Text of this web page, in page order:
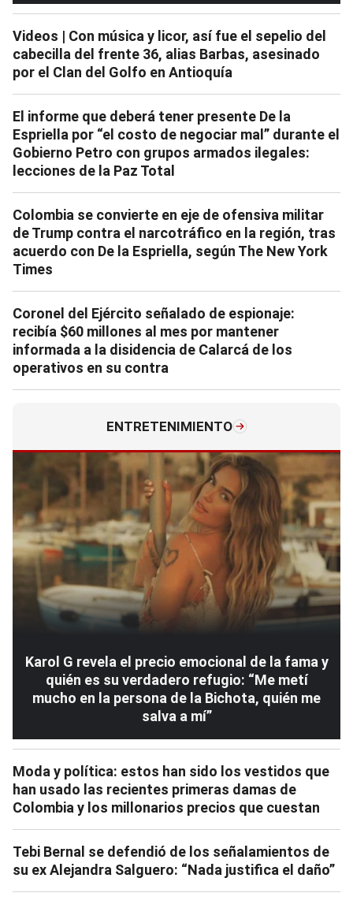
Videos | Con música y licor, así fue el sepelio del
cabecilla del frente 36, alias Barbas, asesinado
por el Clan del Golfo en Antioquía
El informe que deberá tener presente De la
Espriella por “el costo de negociar mal” durante el
Gobierno Petro con grupos armados ilegales:
lecciones de la Paz Total
Colombia se convierte en eje de ofensiva militar
de Trump contra el narcotráfico en la región, tras
acuerdo con De la Espriella, según The New York
Times
Coronel del Ejército señalado de espionaje:
recibía $60 millones al mes por mantener
informada a la disidencia de Calarcá de los
operativos en su contra
ENTRETENIMIENTO
Karol G revela el precio emocional de la fama y
quién es su verdadero refugio: “Me metí
mucho en la persona de la Bichota, quién me
salva a mí”
Moda y política: estos han sido los vestidos que
han usado las recientes primeras damas de
Colombia y los millonarios precios que cuestan
Tebi Bernal se defendió de los señalamientos de
su ex Alejandra Salguero: “Nada justifica el daño”